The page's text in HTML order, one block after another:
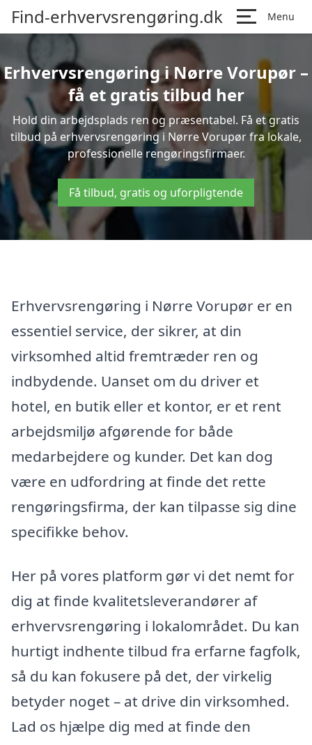
Find-erhvervsrengøring.dk Menu
Erhvervsrengøring i Nørre Vorupør –
få et gratis tilbud her
Hold din arbejdsplads ren og præsentabel. Få et gratis
tilbud på erhvervsrengøring i Nørre Vorupør fra lokale,
professionelle rengøringsfirmaer.
Få tilbud, gratis og uforpligtende
Erhvervsrengøring i Nørre Vorupør er en
essentiel service, der sikrer, at din
virksomhed altid fremtræder ren og
indbydende. Uanset om du driver et
hotel, en butik eller et kontor, er et rent
arbejdsmiljø afgørende for både
medarbejdere og kunder. Det kan dog
være en udfordring at finde det rette
rengøringsfirma, der kan tilpasse sig dine
specifikke behov.
Her på vores platform gør vi det nemt for
dig at finde kvalitetsleverandører af
erhvervsrengøring i lokalområdet. Du kan
hurtigt indhente tilbud fra erfarne fagfolk,
så du kan fokusere på det, der virkelig
betyder noget – at drive din virksomhed.
Lad os hjælpe dig med at finde den